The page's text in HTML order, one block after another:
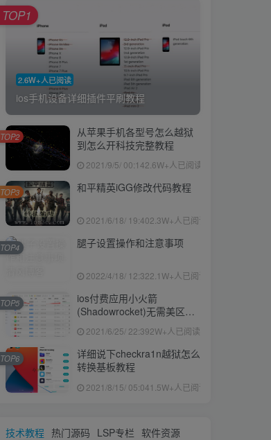
2.6W+人已阅读
ios手机设备详细插件平刷教程
TOP1
从苹果手机各型号怎么越狱
到怎么开科技完整教程
2021/9/5/ 00:142.6W+人已阅读
TOP2
和平精英iGG修改代码教程
2021/6/18/ 19:402.3W+人已阅读
TOP3
腿子设置操作和注意事项
2022/4/18/ 12:322.1W+人已阅读
TOP4
ios付费应用小火箭
(Shadowrocket)无需美区苹
2021/6/25/ 22:392W+人已阅读
TOP5
详细说下checkra1n越狱怎么
转换基板教程
2021/8/15/ 05:04 1.5W+人已阅读
TOP6
技术教程 热门源码 LSP专栏 软件资源